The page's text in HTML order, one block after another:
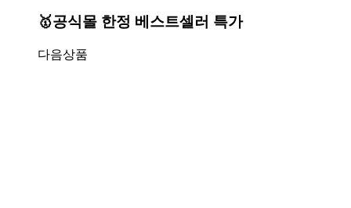
🥇공식몰 한정 베스트셀러 특가
다음상품